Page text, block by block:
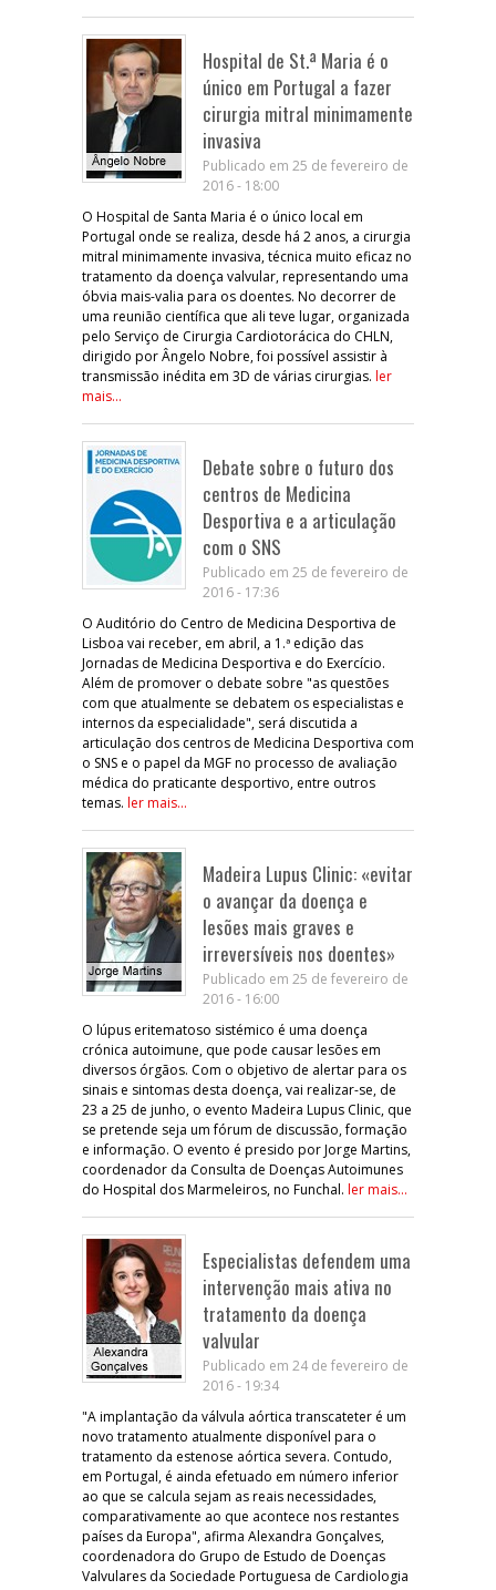
Hospital de St.ª Maria é o
único em Portugal a fazer
cirurgia mitral minimamente
invasiva
Publicado em 25 de fevereiro de
2016 - 18:00
O Hospital de Santa Maria é o único local em
Portugal onde se realiza, desde há 2 anos, a cirurgia
mitral minimamente invasiva, técnica muito eficaz no
tratamento da doença valvular, representando uma
óbvia mais-valia para os doentes. No decorrer de
uma reunião científica que ali teve lugar, organizada
pelo Serviço de Cirurgia Cardiotorácica do CHLN,
dirigido por Ângelo Nobre, foi possível assistir à
transmissão inédita em 3D de várias cirurgias. ler
mais...
Debate sobre o futuro dos
centros de Medicina
Desportiva e a articulação
com o SNS
Publicado em 25 de fevereiro de
2016 - 17:36
O Auditório do Centro de Medicina Desportiva de
Lisboa vai receber, em abril, a 1.ª edição das
Jornadas de Medicina Desportiva e do Exercício.
Além de promover o debate sobre "as questões
com que atualmente se debatem os especialistas e
internos da especialidade", será discutida a
articulação dos centros de Medicina Desportiva com
o SNS e o papel da MGF no processo de avaliação
médica do praticante desportivo, entre outros
temas. ler mais...
Madeira Lupus Clinic: «evitar
o avançar da doença e
lesões mais graves e
irreversíveis nos doentes»
Publicado em 25 de fevereiro de
2016 - 16:00
O lúpus eritematoso sistémico é uma doença
crónica autoimune, que pode causar lesões em
diversos órgãos. Com o objetivo de alertar para os
sinais e sintomas desta doença, vai realizar-se, de
23 a 25 de junho, o evento Madeira Lupus Clinic, que
se pretende seja um fórum de discussão, formação
e informação. O evento é presido por Jorge Martins,
coordenador da Consulta de Doenças Autoimunes
do Hospital dos Marmeleiros, no Funchal. ler mais...
Especialistas defendem uma
intervenção mais ativa no
tratamento da doença
valvular
Publicado em 24 de fevereiro de
2016 - 19:34
"A implantação da válvula aórtica transcateter é um
novo tratamento atualmente disponível para o
tratamento da estenose aórtica severa. Contudo,
em Portugal, é ainda efetuado em número inferior
ao que se calcula sejam as reais necessidades,
comparativamente ao que acontece nos restantes
países da Europa", afirma Alexandra Gonçalves,
coordenadora do Grupo de Estudo de Doenças
Valvulares da Sociedade Portuguesa de Cardiologia